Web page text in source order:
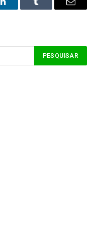
LinkedInTumblr Email